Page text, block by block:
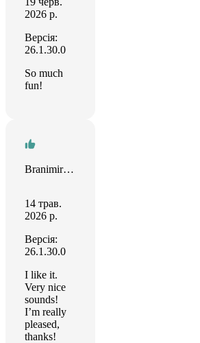
2026 р.
Версія:
26.1.30.0
So much
fun!
Branimir Simeonov
14 трав.
2026 р.
Версія:
26.1.30.0
I like it.
Very nice
sounds!
I’m really
pleased,
thanks!